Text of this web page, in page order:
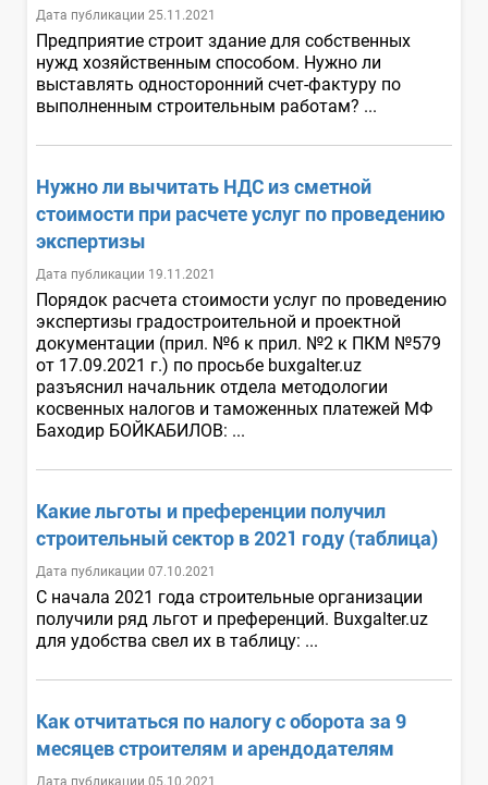
Дата публикации 25.11.2021
Предприятие строит здание для собственных
нужд хозяйственным способом. Нужно ли
выставлять односторонний счет-фактуру по
выполненным строительным работам? ...
Нужно ли вычитать НДС из сметной
стоимости при расчете услуг по проведению
экспертизы
Дата публикации 19.11.2021
Порядок расчета стоимости услуг по проведению
экспертизы градостроительной и проектной
документации (прил. №6 к прил. №2 к ПКМ №579
от 17.09.2021 г.) по просьбе buxgalter.uz
разъяснил начальник отдела методологии
косвенных налогов и таможенных платежей МФ
Баходир БОЙКАБИЛОВ: ...
Какие льготы и преференции получил
строительный сектор в 2021 году (таблица)
Дата публикации 07.10.2021
С начала 2021 года строительные организации
получили ряд льгот и преференций. Buxgalter.uz
для удобства свел их в таблицу: ...
Как отчитаться по налогу с оборота за 9
месяцев строителям и арендодателям
Дата публикации 05.10.2021